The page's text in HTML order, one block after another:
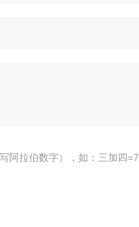
阿拉伯数字），如：三加四=7